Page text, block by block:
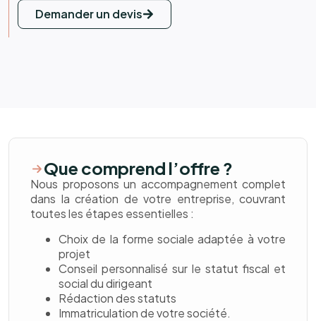
Demander un devis
Que comprend l’offre ?
Nous proposons un accompagnement complet
dans la création de votre entreprise, couvrant
toutes les étapes essentielles :
Choix de la forme sociale adaptée à votre
projet
Conseil personnalisé sur le statut fiscal et
social du dirigeant
Rédaction des statuts
Immatriculation de votre société.